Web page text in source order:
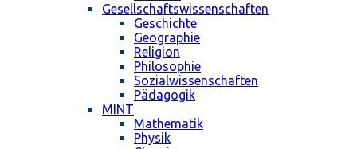
Gesellschaftswissenschaften
Geschichte
Geographie
Religion
Philosophie
Sozialwissenschaften
Pädagogik
MINT
Mathematik
Physik